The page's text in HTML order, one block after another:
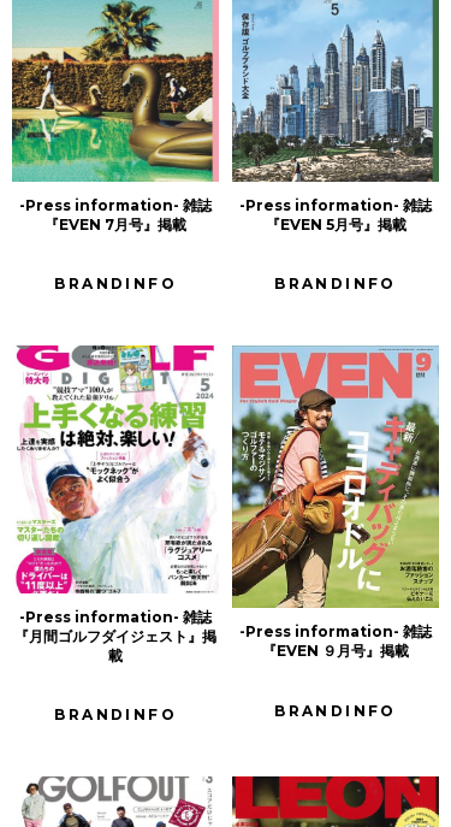
-Press information- 雑誌
『EVEN 7月号』掲載
BRANDINFO
-Press information- 雑誌
『EVEN 5月号』掲載
BRANDINFO
-Press information- 雑誌
『月間ゴルフダイジェスト』掲
載
BRANDINFO
-Press information- 雑誌
『EVEN ９月号』掲載
BRANDINFO